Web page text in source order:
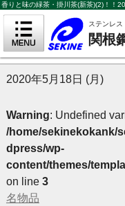
香りと味の緑茶・掛川茶(新茶)(2)！！
ステンレス
関根
2020年5月18日 (月)
Warning: Undefined
/home/sekinekokank/
dpress/wp-
content/themes/
on line 3
名物品